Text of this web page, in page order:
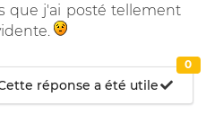
que j'ai posté tellement
réponse a été utile
0